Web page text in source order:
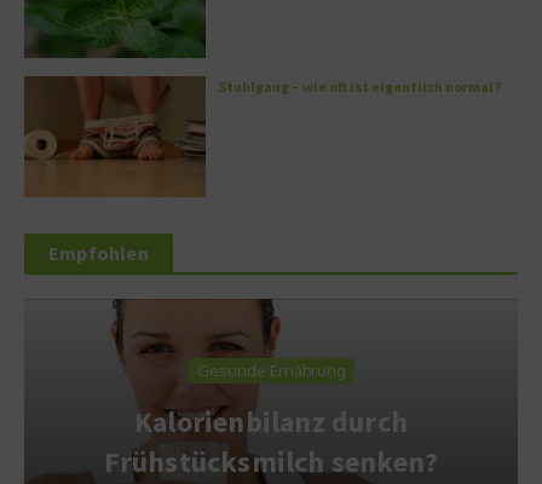
Stuhlgang – wie oft ist eigentlich normal?
Empfohlen
Gesunde Ernährung
Kalorienbilanz durch
Frühstücksmilch senken?